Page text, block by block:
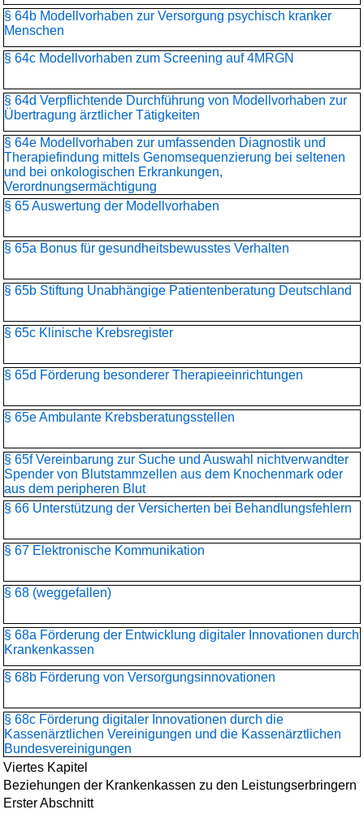
§ 64b Modellvorhaben zur Versorgung psychisch kranker
Menschen
§ 64c Modellvorhaben zum Screening auf 4MRGN
§ 64d Verpflichtende Durchführung von Modellvorhaben zur
Übertragung ärztlicher Tätigkeiten
§ 64e Modellvorhaben zur umfassenden Diagnostik und
Therapiefindung mittels Genomsequenzierung bei seltenen
und bei onkologischen Erkrankungen,
Verordnungsermächtigung
§ 65 Auswertung der Modellvorhaben
§ 65a Bonus für gesundheitsbewusstes Verhalten
§ 65b Stiftung Unabhängige Patientenberatung Deutschland
§ 65c Klinische Krebsregister
§ 65d Förderung besonderer Therapieeinrichtungen
§ 65e Ambulante Krebsberatungsstellen
§ 65f Vereinbarung zur Suche und Auswahl nichtverwandter
Spender von Blutstammzellen aus dem Knochenmark oder
aus dem peripheren Blut
§ 66 Unterstützung der Versicherten bei Behandlungsfehlern
§ 67 Elektronische Kommunikation
§ 68 (weggefallen)
§ 68a Förderung der Entwicklung digitaler Innovationen durch
Krankenkassen
§ 68b Förderung von Versorgungsinnovationen
§ 68c Förderung digitaler Innovationen durch die
Kassenärztlichen Vereinigungen und die Kassenärztlichen
Bundesvereinigungen
Viertes Kapitel
Beziehungen der Krankenkassen zu den Leistungserbringern
Erster Abschnitt